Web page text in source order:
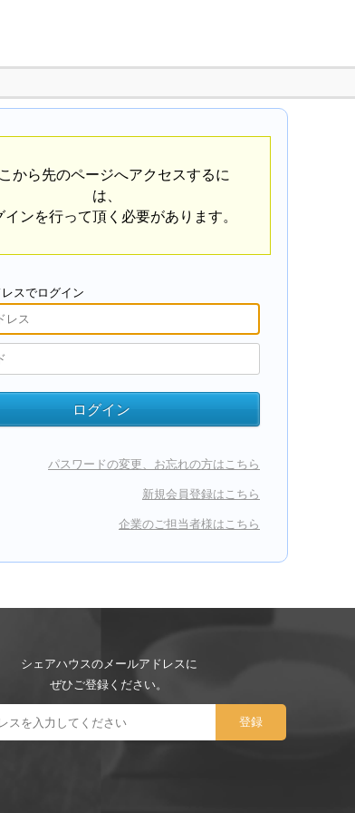
から先のページへアクセスするに
は、
インを行って頂く必要があります。
スでログイン
パスワードの変更、お忘れの方はこちら
新規会員登録はこちら
企業のご担当者様はこちら
シェアハウスのメールアドレスに
ぜひご登録ください。